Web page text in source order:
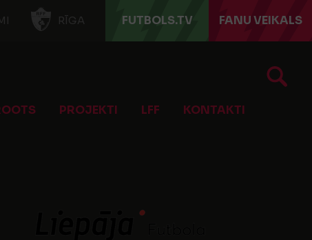
RĪGA FUTBOLS.TV FANU VEIKALS
PROJEKTI LFF KONTAKTI